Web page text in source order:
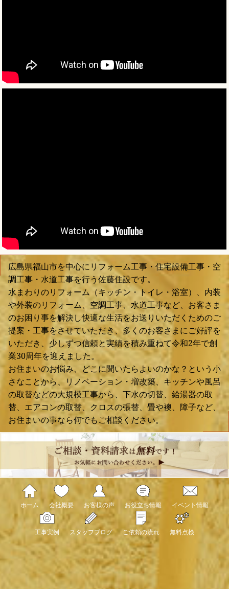
広島県福山市を中心にリフォーム工事・住宅設備工事・空
調工事・水道工事を行う佐藤住設です。
水まわりのリフォーム（キッチン・トイレ・浴室）、内装
や外装のリフォーム、空調工事、水道工事など、お客さま
のお困り事を解決し快適な生活をお送りいただくためのご
提案・工事をさせていただき、多くのお客さまにご好評を
いただき、少しずつ信頼と実績を積み重ねて令和2年で創
業30周年を迎えました。
お住まいのお悩み、どこに聞いたらよいのかな？という小
さなことから、リノベーション・増改築、キッチンや風呂
の取替などの大規模工事から、下水の切替、給湯器の取
替、エアコンの取替、クロスの張替、畳や襖、障子など、
お住まいの事なら何でもご相談ください。
ホーム 会社概要 お客様の声 お役立ち情報 イベント情報
工事実例 スタッフブログ ご依頼の流れ 無料点検